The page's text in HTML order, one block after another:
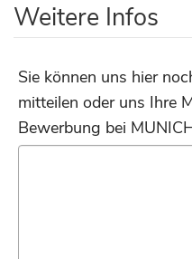
Weitere Infos
Sie können uns hier
mitteilen oder uns Ihre
Bewerbung bei